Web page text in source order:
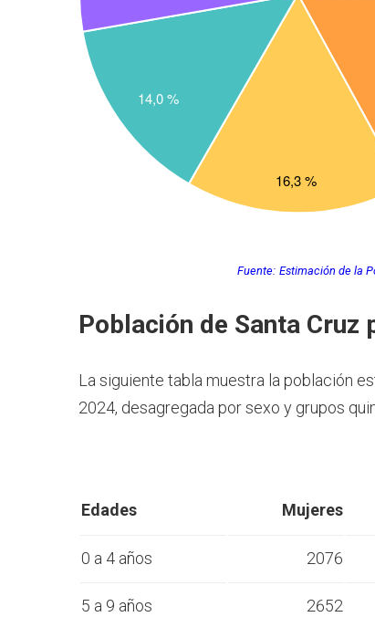
Fuente: Estimación de la
Población de Santa Cruz
La siguiente tabla muestra la población
2024, desagregada por sexo y grupos
Edades Mujeres
0 a 4 años 2076
5 a 9 años 2652